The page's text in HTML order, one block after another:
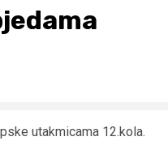
utakmicama 12.kola.